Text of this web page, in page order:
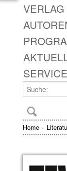
VERLAG
SERVICE
Home